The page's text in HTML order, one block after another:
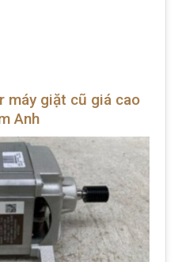
máy giặt cũ giá cao
Anh